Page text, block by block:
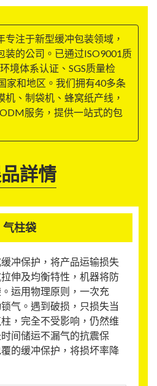
专注于新型缓冲包装领域，
装的公司。已通过ISO9001质
境体系认证、SGS质量检
家和地区。我们拥有40多条
机、制袋机、蜂窝纸产线，
服务，提供一站式的包
詳情
气柱袋
冲保护，将产品运输损失
伸及均衡特性，机器将防
运用物理原则，一次充
气。遇到破损，只损失当
，完全不受影响，仍然维
间储运不漏气的抗震保
的缓冲保护，将损坏率降